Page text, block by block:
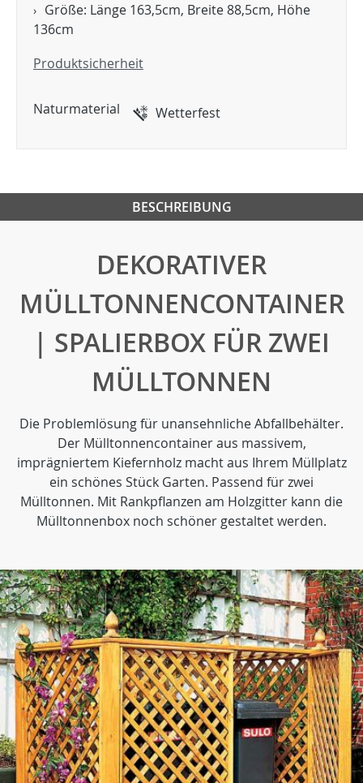
Größe: Länge 163,5cm, Breite 88,5cm, Höhe
136cm
Produktsicherheit
Naturmaterial Wetterfest
BESCHREIBUNG
DEKORATIVER
MÜLLTONNENCONTAINER
| SPALIERBOX FÜR ZWEI
MÜLLTONNEN
Die Problemlösung für unansehnliche Abfallbehälter.
Der Mülltonnencontainer aus massivem,
imprägniertem Kiefernholz macht aus Ihrem Müllplatz
ein schönes Stück Garten. Passend für zwei
Mülltonnen. Mit Rankpflanzen am Holzgitter kann die
Mülltonnenbox noch schöner gestaltet werden.